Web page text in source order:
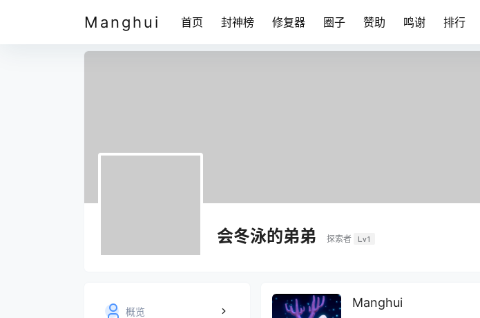
Manghui 首页 封神榜 修复器 圈子 赞助 鸣谢 排行
会冬泳的弟弟 探索者 Lv1
概览
Manghui